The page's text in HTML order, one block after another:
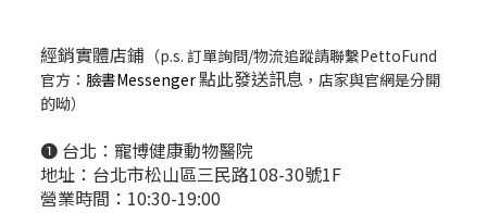
經銷實體店鋪 （p.s. 訂單詢問/物流追蹤請聯繫PettoFund
官方： 臉書Messenger點此發送訊息 ，店家與官網是分開
的呦）
❶ 台北： 寵博健康動物醫院
地址：台北市松山區三民路108-30號1F
營業時間：10:30-19:00